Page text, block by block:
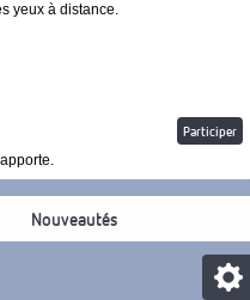
yeux à distance.
Participer
Nouveautés